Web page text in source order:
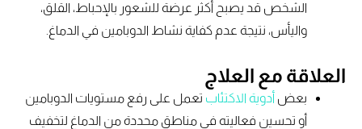
الشخص قد يصبح أكثر عرضة للشعور بالإحباط، القلق،
واليأس، نتيجة عدم كفاية نشاط الدوبامين في الدماغ.
العلاقة مع العلاج
بعض أدوية الاكتئاب تعمل على رفع مستويات الدوبامين
أو تحسين فعاليته في مناطق محددة من الدماغ لتخفيف